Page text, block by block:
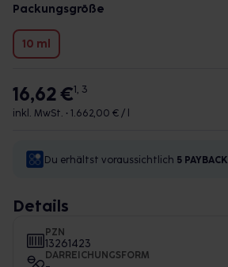
Packungsgröße
10 ml
16,62 €1, 3
inkl. MwSt. • 1.662,00 € / l
Du erhältst voraussichtlich 5 PAYBACK
Details
PZN
13261423
DARREICHUNGSFORM